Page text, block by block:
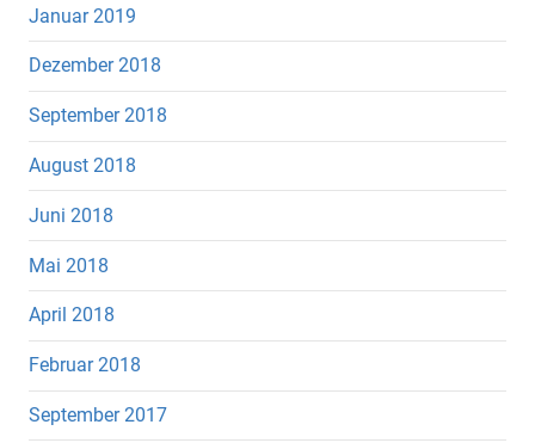
Januar 2019
Dezember 2018
September 2018
August 2018
Juni 2018
Mai 2018
April 2018
Februar 2018
September 2017